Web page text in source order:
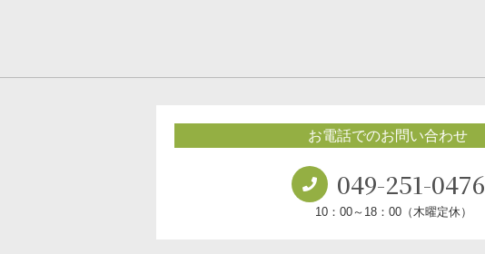
お電話でのお問い合わせ
049-251-0476
10：00～18：00（木曜定休）